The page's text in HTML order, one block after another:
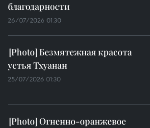
благодарности
26/07/2026 01:30
Безмятежная красота
устья Тхуанан
25/07/2026 01:30
Огненно-оранжевое